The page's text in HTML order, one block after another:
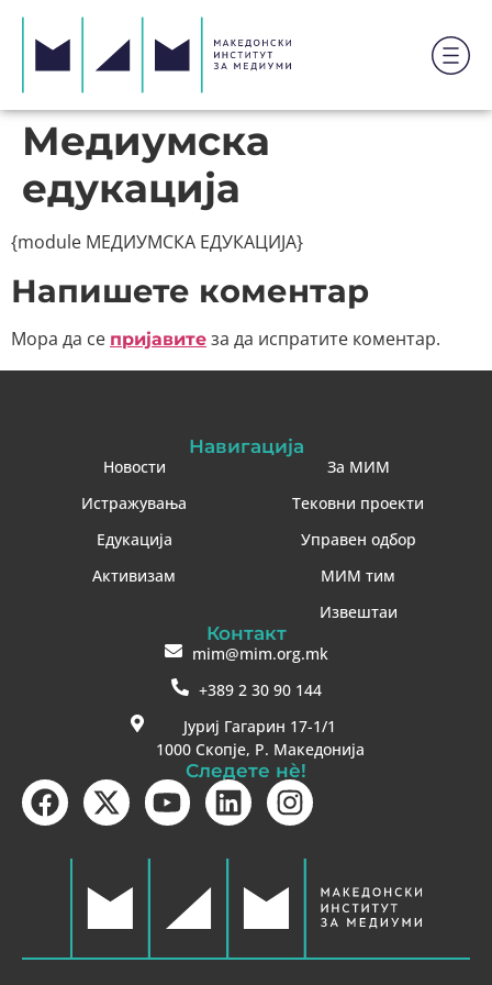
Медиумска
едукација
{module МЕДИУМСКА ЕДУКАЦИЈА}
Напишете коментар
Мора да се пријавите за да испратите коментар.
Навигација
Новости
Истражувања
Едукација
Активизам
За МИМ
Тековни проекти
Управен одбор
МИМ тим
Извештаи
Контакт
mim@mim.org.mk
+389 2 30 90 144
Јуриј Гагарин 17-1/1
1000 Скопје, Р. Македонија
Следете нè!